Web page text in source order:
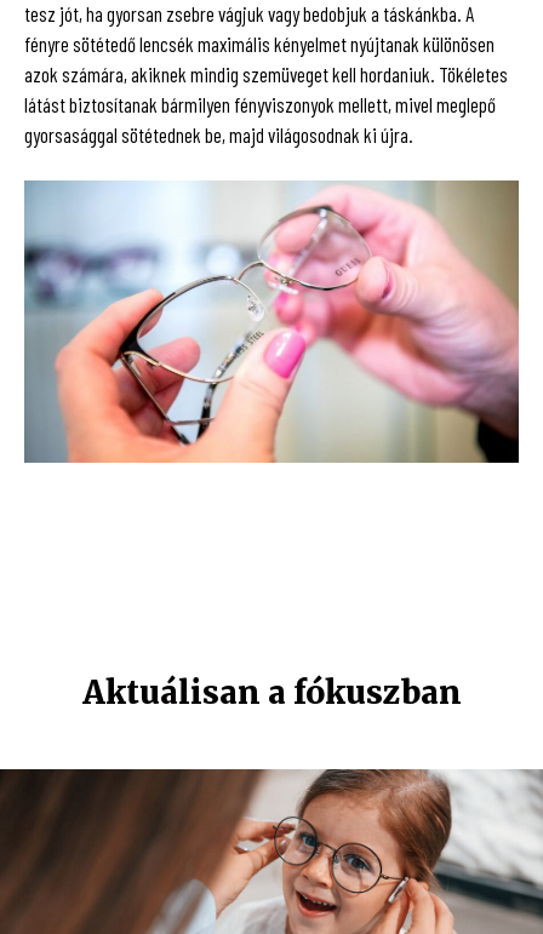
tesz jót, ha gyorsan zsebre vágjuk vagy bedobjuk a táskánkba. A
fényre sötétedő lencsék maximális kényelmet nyújtanak különösen
azok számára, akiknek mindig szemüveget kell hordaniuk. Tökéletes
látást biztosítanak bármilyen fényviszonyok mellett, mivel meglepő
gyorsasággal sötétednek be, majd világosodnak ki újra.
Aktuálisan a fókuszban